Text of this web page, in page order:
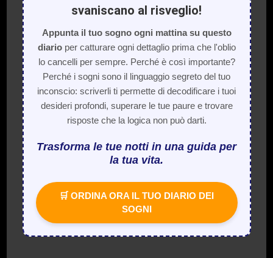
svaniscano al risveglio!
Appunta il tuo sogno ogni mattina su questo
diarioper catturare ogni dettaglio prima che l'oblio
lo cancelli per sempre. Perché è così importante?
Perché i sogni sono il linguaggio segreto del tuo
inconscio: scriverli ti permette di decodificare i tuoi
desideri profondi, superare le tue paure e trovare
risposte che la logica non può darti.
Trasforma le tue notti in una guida per
la tua vita.
🛒 ORDINA ORA IL TUO DIARIO DEI
SOGNI